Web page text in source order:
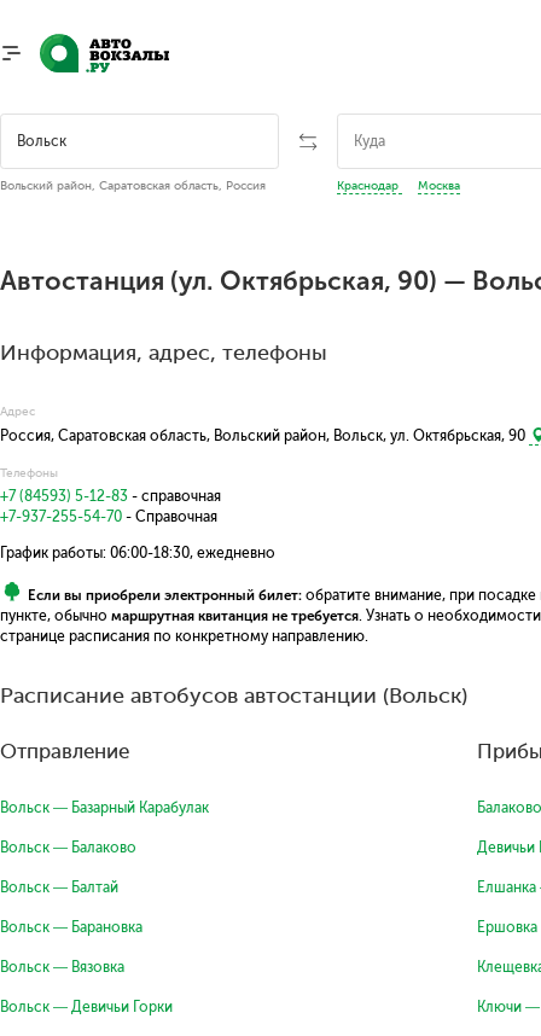
Вольский район, Саратовская область, Россия Краснодар Москва
Автостанция (ул. Октябрьская, 90) —
Информация, адрес, телефоны
Адрес
Россия, Саратовская область, Вольский район, Вольск, ул. Октябрьская, 90
Телефоны
+7 (84593) 5-12-83 - справочная
+7-937-255-54-70 - Справочная
График работы: 06:00-18:30, ежедневно
Если вы приобрели электронный билет: обратите внимание, при
пункте, обычно маршрутная квитанция не требуется. Узнать о
странице расписания по конкретному направлению.
Расписание автобусов автостанции (Вольск)
Отправление
Вольск — Базарный Карабулак
Вольск — Балаково
Вольск — Балтай
Вольск — Барановка
Вольск — Вязовка
Вольск — Девичьи Горки
Девичьи
Ключи —